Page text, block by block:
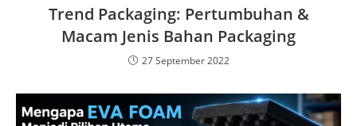
Trend Packaging: Pertumbuhan &
Macam Jenis Bahan Packaging
27 September 2022